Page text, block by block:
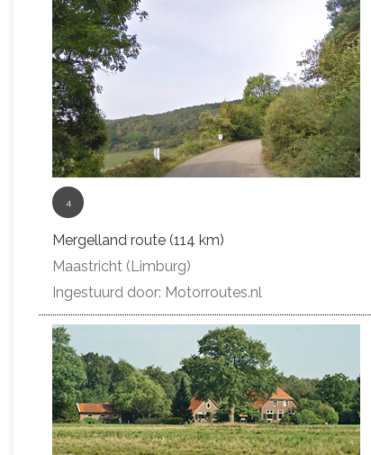
4
Mergelland route (114 km)
Maastricht (Limburg)
Ingestuurd door: Motorroutes.nl